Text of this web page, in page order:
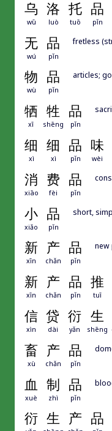
乌 洛 托 品
wū luò tuō pǐn
无 品
wú pǐn
fretless
物 品
wù pǐn
articles;
牺 牲 品
xī shēng pǐn
细 细 品 味
xì xì pǐn wèi
消 费 品
xiāo fèi pǐn
小 品
xiǎo pǐn
short,
新 产 品
xīn chǎn pǐn
new
新 产 品 推
xīn chǎn pǐn tuī
信 贷 衍 生
xìn dài yǎn shēng
畜 产 品
xù chǎn pǐn
血 制 品
xuè zhì pǐn
衍 生 产 品